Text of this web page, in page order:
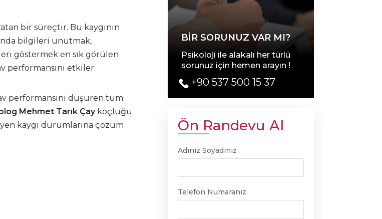
bir süreçtir. Bu kaygının
bilgileri unutmak,
göstermek en sık görülen
performansını etkiler.
performansını düşüren tüm
Mehmet Tarık Çaykoçluğu
kaygı durumlarına çözüm
BIR SORUNUZ VAR MI?
Psikoloji ile alakalı her türlü
sorunuz için hemen arayın !
+90 537 500 15 37
Ön Randevu Al
Adınız Soyadınız
Telefon Numaranız